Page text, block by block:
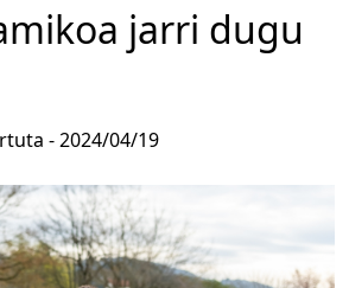
jarri dugu
-2024/04/19